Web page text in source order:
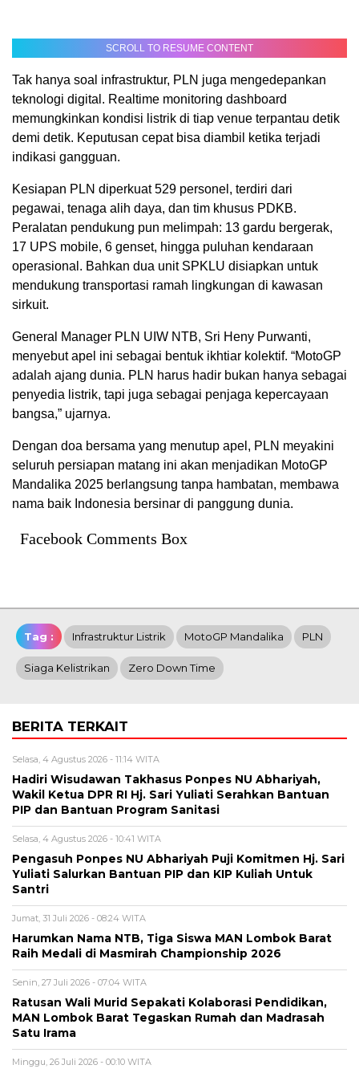
SCROLL TO RESUME CONTENT
Tak hanya soal infrastruktur, PLN juga mengedepankan
teknologi digital. Realtime monitoring dashboard
memungkinkan kondisi listrik di tiap venue terpantau detik
demi detik. Keputusan cepat bisa diambil ketika terjadi
indikasi gangguan.
Kesiapan PLN diperkuat 529 personel, terdiri dari
pegawai, tenaga alih daya, dan tim khusus PDKB.
Peralatan pendukung pun melimpah: 13 gardu bergerak,
17 UPS mobile, 6 genset, hingga puluhan kendaraan
operasional. Bahkan dua unit SPKLU disiapkan untuk
mendukung transportasi ramah lingkungan di kawasan
sirkuit.
General Manager PLN UIW NTB, Sri Heny Purwanti,
menyebut apel ini sebagai bentuk ikhtiar kolektif. “MotoGP
adalah ajang dunia. PLN harus hadir bukan hanya sebagai
penyedia listrik, tapi juga sebagai penjaga kepercayaan
bangsa,” ujarnya.
Dengan doa bersama yang menutup apel, PLN meyakini
seluruh persiapan matang ini akan menjadikan MotoGP
Mandalika 2025 berlangsung tanpa hambatan, membawa
nama baik Indonesia bersinar di panggung dunia.
Facebook Comments Box
Tag : Infrastruktur Listrik MotoGP Mandalika PLN
Siaga Kelistrikan Zero Down Time
BERITA TERKAIT
Selasa, 4 Agustus 2026 - 11:14 WITA
Hadiri Wisudawan Takhasus Ponpes NU Abhariyah,
Wakil Ketua DPR RI Hj. Sari Yuliati Serahkan Bantuan
PIP dan Bantuan Program Sanitasi
Selasa, 4 Agustus 2026 - 10:41 WITA
Pengasuh Ponpes NU Abhariyah Puji Komitmen Hj. Sari
Yuliati Salurkan Bantuan PIP dan KIP Kuliah Untuk
Santri
Jumat, 31 Juli 2026 - 08:24 WITA
Harumkan Nama NTB, Tiga Siswa MAN Lombok Barat
Raih Medali di Masmirah Championship 2026
Senin, 27 Juli 2026 - 07:04 WITA
Ratusan Wali Murid Sepakati Kolaborasi Pendidikan,
MAN Lombok Barat Tegaskan Rumah dan Madrasah
Satu Irama
Minggu, 26 Juli 2026 - 00:10 WITA